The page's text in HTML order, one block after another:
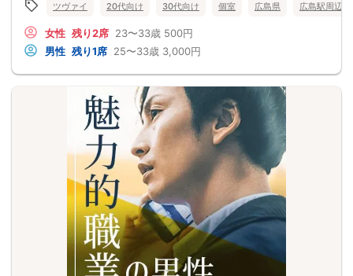
ツヴァイ 20代向け 30代向け 個室 広島県 広島駅周辺
女性 残り2席 23〜33歳 500円
男性 残り1席 25〜33歳 3,000円